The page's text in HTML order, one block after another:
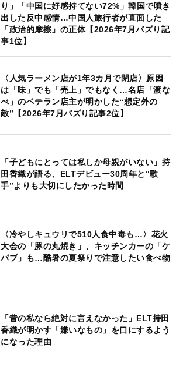
り」「中国に好感持てない72%」韓国で噴き
出した反中感情…中国人旅行者が直面した
「政治的摩擦」の正体【2026年7月バズり記
事1位】
〈人気ラーメン店が1年3カ月で閉店〉原因
は「味」でも「売上」でもなく…名店「渡な
べ」のベテラン店主が明かした“想定外の
敵”【2026年7月バズり記事2位】
「子どもにとっては私しか母親がいない」持
田香織が語る、ELTデビュー30周年と“歌
手”よりも大切にしたかった時間
〈冷やしキュウリで510人食中毒も…〉花火
大会の「豚の丸焼き」、キッチンカーの「ケ
バブ」も…酷暑の夏祭りで注意したい食べ物
「昔の私なら絶対に言えなかった」ELT持田
香織が明かす「嫌いなもの」を口にするよう
になった理由